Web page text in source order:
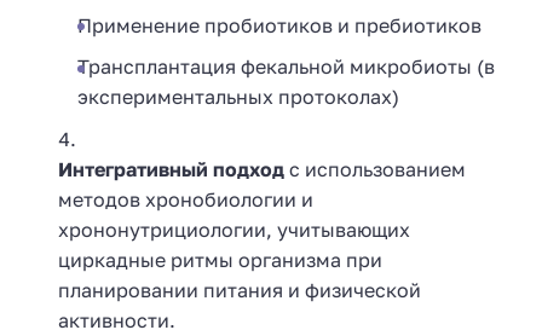
Применение пробиотиков и пребиотиков
Трансплантация фекальной микробиоты (в
экспериментальных протоколах)
Интегративный подход с использованием
методов хронобиологии и
хрононутрициологии, учитывающих
циркадные ритмы организма при
планировании питания и физической
активности.